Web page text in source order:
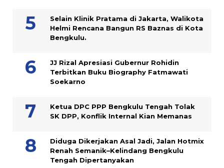
Selain Klinik Pratama di Jakarta, Walikota
Helmi Rencana Bangun RS Baznas di Kota
Bengkulu.
JJ Rizal Apresiasi Gubernur Rohidin
Terbitkan Buku Biography Fatmawati
Soekarno
Ketua DPC PPP Bengkulu Tengah Tolak
SK DPP, Konflik Internal Kian Memanas
Diduga Dikerjakan Asal Jadi, Jalan Hotmix
Renah Semanik–Kelindang Bengkulu
Tengah Dipertanyakan